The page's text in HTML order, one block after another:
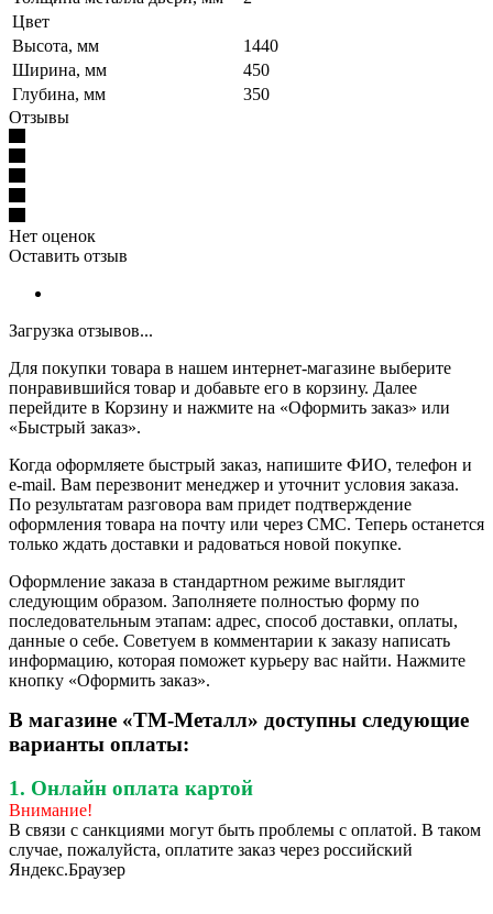
Цвет
Высота, мм
1440
Ширина, мм
450
Глубина, мм
350
Отзывы
Нет оценок
Оставить отзыв
Загрузка отзывов...
Для покупки товара в нашем интернет-магазине выберите
понравившийся товар и добавьте его в корзину. Далее
перейдите в Корзину и нажмите на «Оформить заказ» или
«Быстрый заказ».
Когда оформляете быстрый заказ, напишите ФИО, телефон и
e-mail. Вам перезвонит менеджер и уточнит условия заказа.
По результатам разговора вам придет подтверждение
оформления товара на почту или через СМС. Теперь останется
только ждать доставки и радоваться новой покупке.
Оформление заказа в стандартном режиме выглядит
следующим образом. Заполняете полностью форму по
последовательным этапам: адрес, способ доставки, оплаты,
данные о себе. Советуем в комментарии к заказу написать
информацию, которая поможет курьеру вас найти. Нажмите
кнопку «Оформить заказ».
В магазине «ТМ-Металл» доступны следующие
варианты оплаты:
1. Онлайн оплата картой
Внимание!
В связи с санкциями могут быть проблемы с оплатой. В таком
случае, пожалуйста, оплатите заказ через российский
Яндекс.Браузер